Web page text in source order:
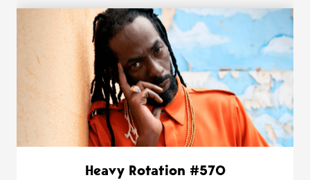
Heavy Rotation #570